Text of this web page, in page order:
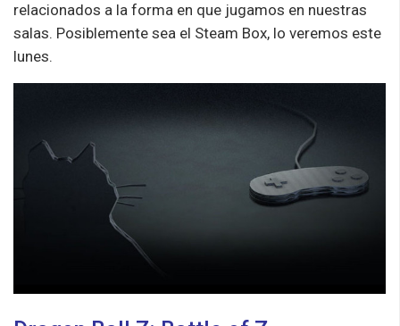
relacionados a la forma en que jugamos en nuestras
salas. Posiblemente sea el Steam Box, lo veremos este
lunes.